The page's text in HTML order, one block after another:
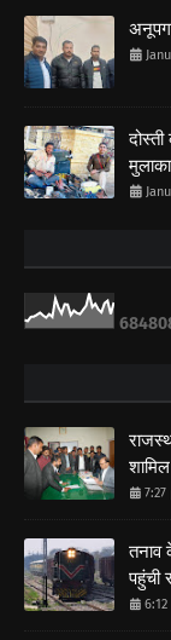
68480
7:27
तनाव
पहुंची